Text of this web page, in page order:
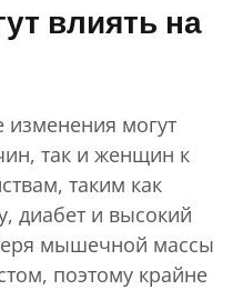
влиять на
могут
так и женщин к
таким как
диабет и высокий
мышечной массы
поэтому крайне